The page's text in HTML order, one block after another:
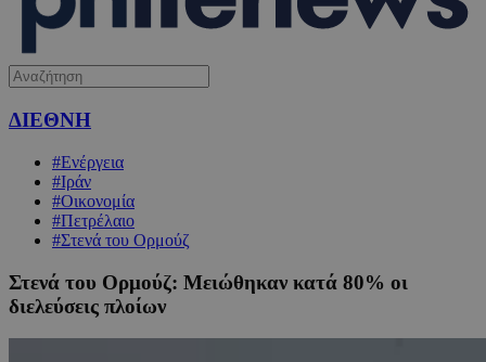
ΔΙΕΘΝΗ
#Ενέργεια
#Ιράν
#Οικονομία
#Πετρέλαιο
#Στενά του Ορμούζ
Στενά του Ορμούζ: Μειώθηκαν κατά 80% οι
διελεύσεις πλοίων